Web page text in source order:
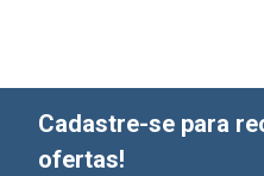
Cadastre-se para
ofertas!